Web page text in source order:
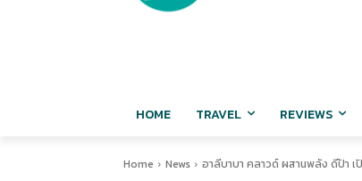
HOME TRAVEL REVIEWS
Home News อาลีบาบา คลาวด์ ผสานพลัง ดีป้า เ